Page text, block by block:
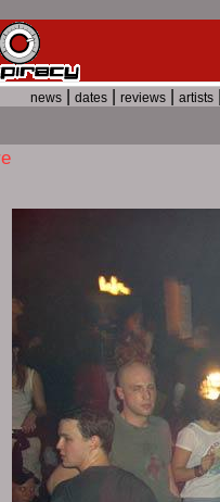
news| dates| reviews| artists|